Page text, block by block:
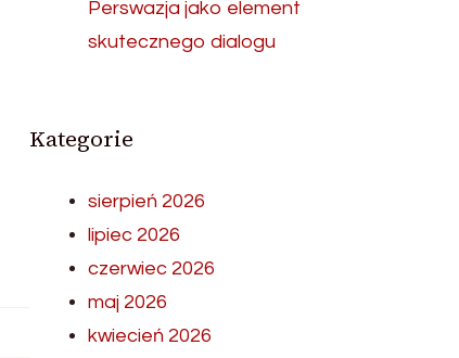
Perswazja jako element
skutecznego dialogu
Kategorie
sierpień 2026
lipiec 2026
czerwiec 2026
maj 2026
kwiecień 2026